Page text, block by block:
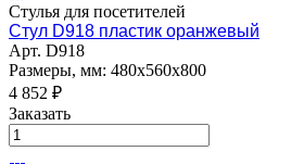
Стулья для посетителей
Стул D918 пластик оранжевый
Арт. D918
Размеры, мм: 480х560х800
4 852 ₽
Заказать